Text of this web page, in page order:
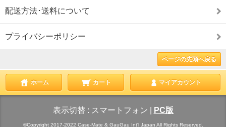
配送方法･送料について
プライバシーポリシー
ページの先頭へ戻る
ホーム カート マイアカウント
表示切替 : スマートフォン PC版
©Copyright 2017-2022 Case-Mate & GauGau Int'l Japan All Rights Reserved.